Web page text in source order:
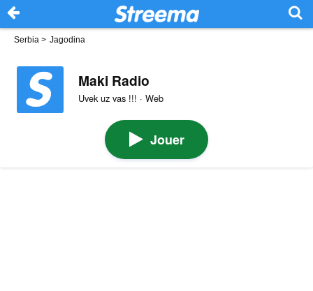
Serbia > Jagodina
Maki Radio
Uvek uz vas !!! · Web
Jouer